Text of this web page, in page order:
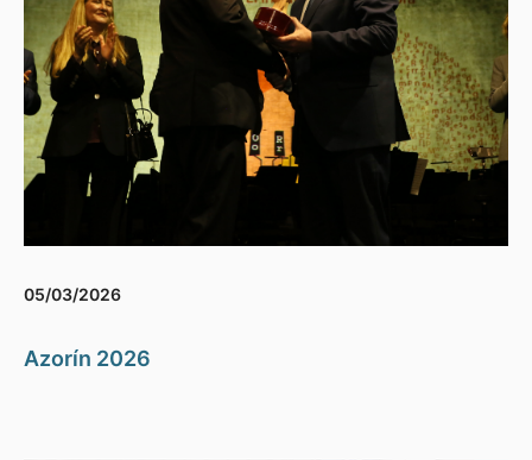
05/03/2026
Azorín 2026